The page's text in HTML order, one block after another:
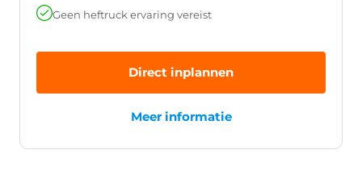
Geen heftruck ervaring vereist
Direct inplannen
Meer informatie